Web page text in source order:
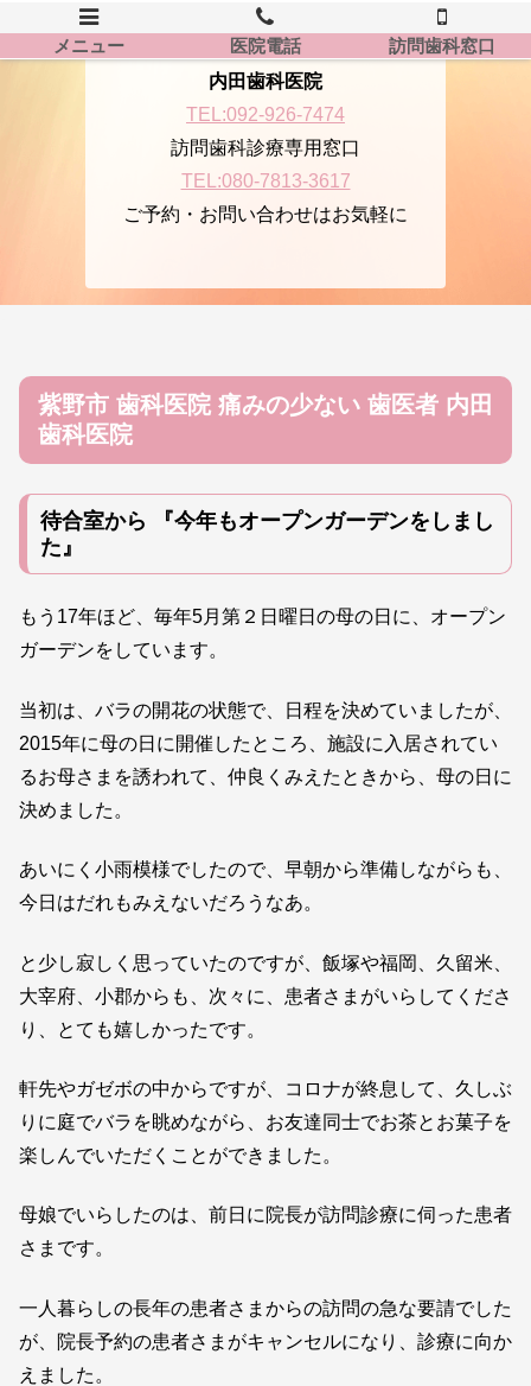
内田歯科医院
TEL:092-926-7474
訪問歯科診療専用窓口
TEL:080-7813-3617
ご予約・お問い合わせはお気軽に
紫野市 歯科医院 痛みの少ない 歯医者 内田
歯科医院
待合室から 『今年もオープンガーデンをしまし
た』
もう17年ほど、毎年5月第２日曜日の母の日に、オープン
ガーデンをしています。
当初は、バラの開花の状態で、日程を決めていましたが、
2015年に母の日に開催したところ、施設に入居されてい
るお母さまを誘われて、仲良くみえたときから、母の日に
決めました。
あいにく小雨模様でしたので、早朝から準備しながらも、
今日はだれもみえないだろうなあ。
と少し寂しく思っていたのですが、飯塚や福岡、久留米、
大宰府、小郡からも、次々に、患者さまがいらしてくださ
り、とても嬉しかったです。
軒先やガゼボの中からですが、コロナが終息して、久しぶ
りに庭でバラを眺めながら、お友達同士でお茶とお菓子を
楽しんでいただくことができました。
母娘でいらしたのは、前日に院長が訪問診療に伺った患者
さまです。
一人暮らしの長年の患者さまからの訪問の急な要請でした
が、院長予約の患者さまがキャンセルになり、診療に向か
えました。
メニュー 医院電話 訪問歯科窓口